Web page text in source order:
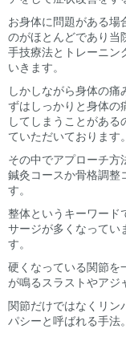
お身体に問題がある場
のがほとんどであり当
手技療法とトレーニン
いきます。
しかしながら身体の痛
ずはしっかりと身体の
してしまうことがあ
ていただいております。
その中でアプローチ方
鍼灸コースか骨格調整
す。
整体というキーワード
サージが多くなってい
す。
硬くなっている関節を
が鳴るスラストやアジ
関節だけではなくリン
パシーと呼ばれる手法。